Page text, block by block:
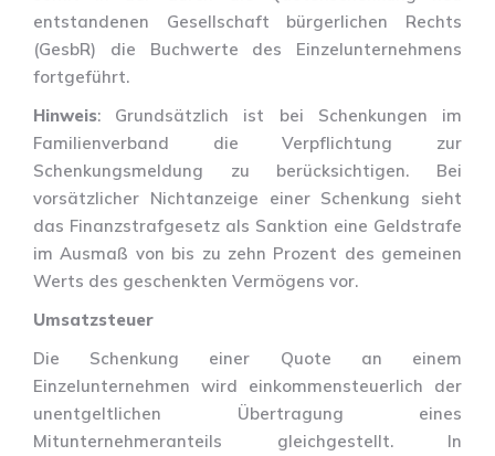
entstandenen Gesellschaft bürgerlichen Rechts
(GesbR) die Buchwerte des Einzelunternehmens
fortgeführt.
Hinweis: Grundsätzlich ist bei Schenkungen im
Familienverband die Verpflichtung zur
Schenkungsmeldung zu berücksichtigen. Bei
vorsätzlicher Nichtanzeige einer Schenkung sieht
das Finanzstrafgesetz als Sanktion eine Geldstrafe
im Ausmaß von bis zu zehn Prozent des gemeinen
Werts des geschenkten Vermögens vor.
Umsatzsteuer
Die Schenkung einer Quote an einem
Einzelunternehmen wird einkommensteuerlich der
unentgeltlichen Übertragung eines
Mitunternehmeranteils gleichgestellt. In